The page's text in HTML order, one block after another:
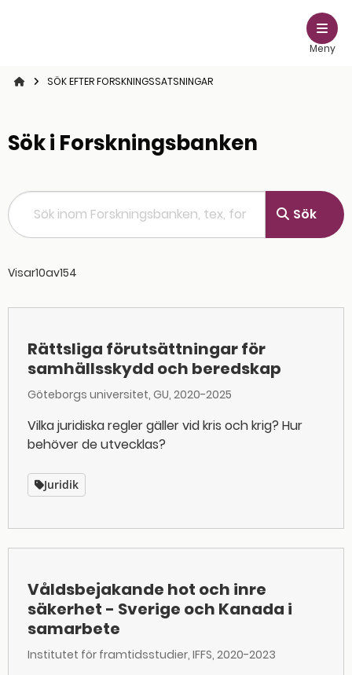
Meny
STARTSIDANSÖK EFTER FORSKNINGSSATSNINGAR
Sök i Forskningsbanken
Sök inom Forskningsbanken, tex, forskare
Sök
Visar10av154
Rättsliga förutsättningar för
samhällsskydd och beredskap
Göteborgs universitet, GU 2020-2025
Vilka juridiska regler gäller vid kris och krig? Hur
behöver de utvecklas?
Juridik
Våldsbejakande hot och inre
säkerhet - Sverige och Kanada i
samarbete
Institutet för framtidsstudier, IFFS 2020-2023